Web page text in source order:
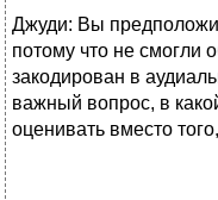
Джуди: Вы
потому что не смогли
закодирован в
важный вопрос, в
оценивать вместо